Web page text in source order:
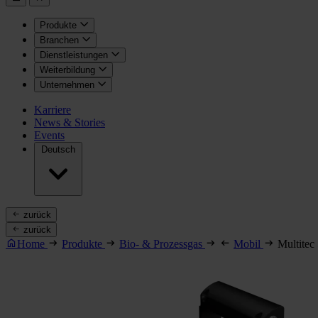
Produkte
Branchen
Dienstleistungen
Weiterbildung
Unternehmen
Karriere
News & Stories
Events
Deutsch
zurück
zurück
Home Produkte Bio- & Prozessgas Mobil Multitec